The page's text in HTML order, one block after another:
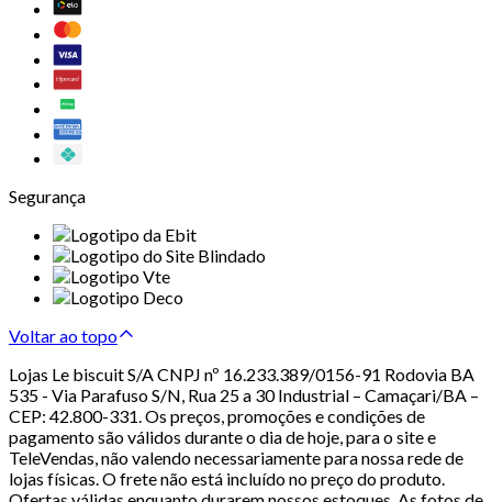
Segurança
Voltar ao topo
Lojas Le biscuit S/A CNPJ nº 16.233.389/0156-91 Rodovia BA
535 - Via Parafuso S/N, Rua 25 a 30 Industrial – Camaçari/BA –
CEP: 42.800-331. Os preços, promoções e condições de
pagamento são válidos durante o dia de hoje, para o site e
TeleVendas, não valendo necessariamente para nossa rede de
lojas físicas. O frete não está incluído no preço do produto.